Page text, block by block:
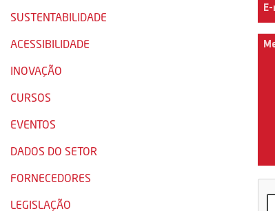
SUSTENTABILIDADE
ACESSIBILIDADE
INOVAÇÃO
CURSOS
EVENTOS
DADOS DO SETOR
FORNECEDORES
LEGISLAÇÃO